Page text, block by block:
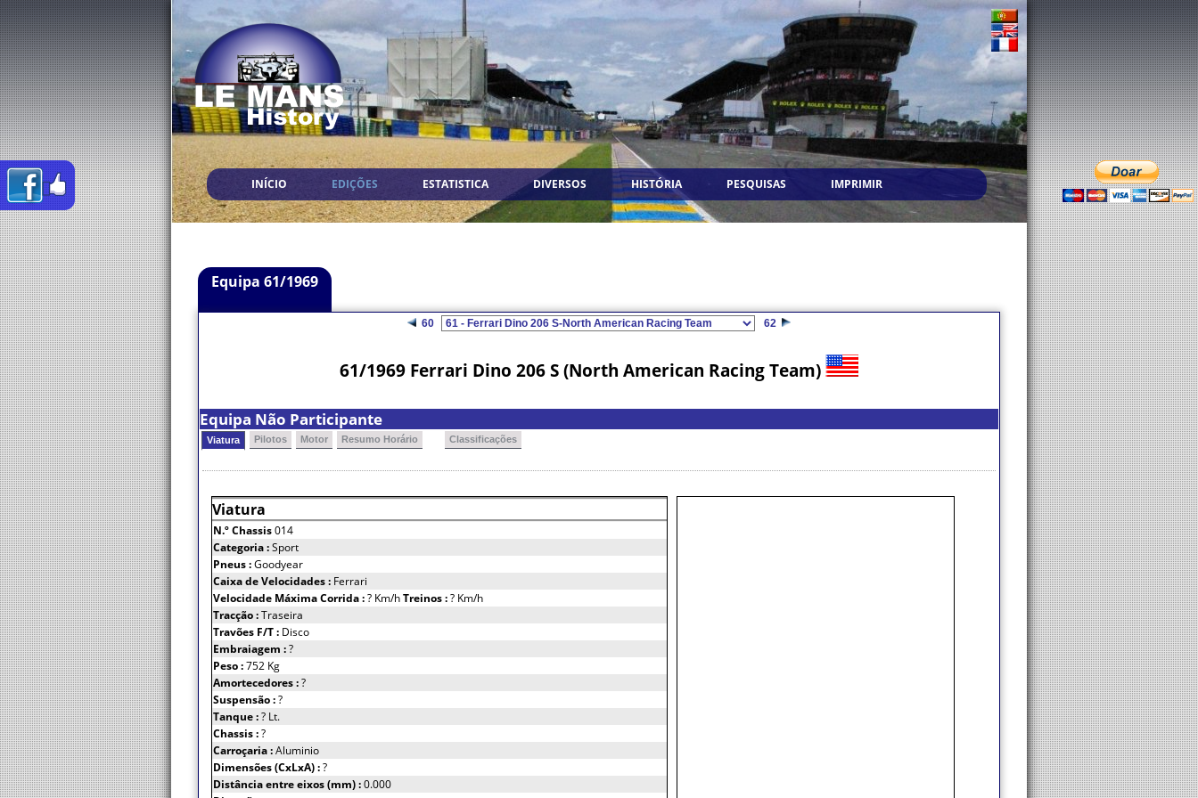
INÍCIO EDIÇÕES ESTATISTICA DIVERSOS HISTÓRIA PESQUISAS IMPRIMIR
Equipa 61/1969
60 62
61/1969 Ferrari Dino 206 S (North American Racing Team)
Equipa Não Participante
Viatura Pilotos Motor Resumo Horário Classificações
Viatura
N.º Chassis014
Categoria :Sport
Pneus :Goodyear
Caixa de Velocidades : Ferrari
Velocidade Máxima Corrida :? Km/hTreinos :? Km/h
Tracção :Traseira
Travões F/T : Disco
Embraiagem :?
Peso :752 Kg
Amortecedores :?
Suspensão :?
Tanque :? Lt.
Chassis :?
Carroçaria :Aluminio
Dimensões (CxLxA) :?
Distância entre eixos (mm) :0.000